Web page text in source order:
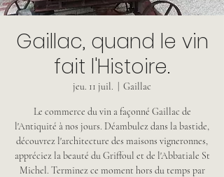
Gaillac, quand le vin
fait l'Histoire.
jeu. 11 juil. Gaillac
Le commerce du vin a façonné Gaillac de
l'Antiquité à nos jours. Déambulez dans la bastide,
découvrez l'architecture des maisons vigneronnes,
appréciez la beauté du Griffoul et de l'Abbatiale St
Michel. Terminez ce moment hors du temps par